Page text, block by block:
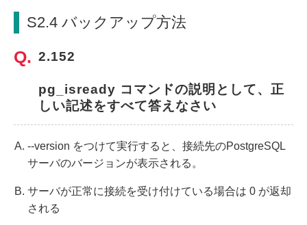
S2.4 バックアップ方法
2.152
pg_isready コマンドの説明として、正
しい記述をすべて答えなさい
--version をつけて実行すると、接続先のPostgreSQL
サーバのバージョンが表示される。
サーバが正常に接続を受け付けている場合は 0 が返却
される